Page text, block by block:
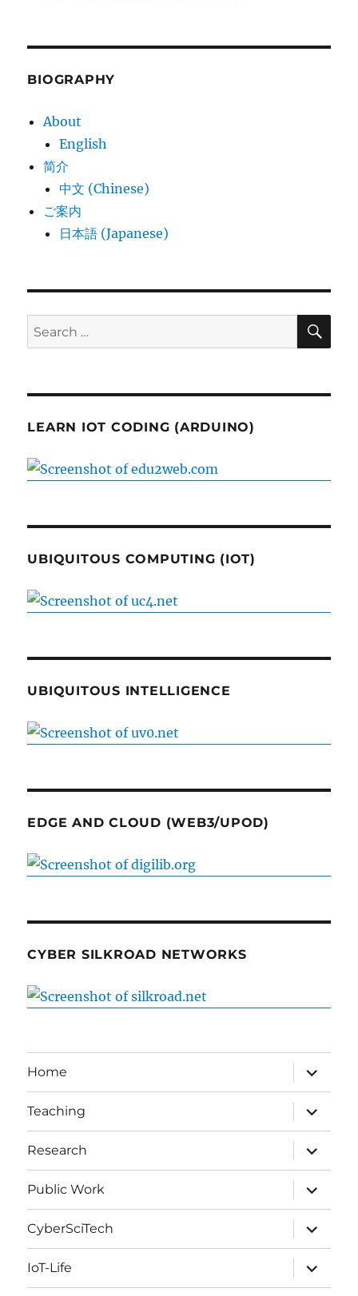
BIOGRAPHY
About
English
简介
中文 (Chinese)
ご案内
日本語 (Japanese)
Search
for:
LEARN IOT CODING (ARDUINO)
UBIQUITOUS COMPUTING (IOT)
UBIQUITOUS INTELLIGENCE
EDGE AND CLOUD (WEB3/UPOD)
CYBER SILKROAD NETWORKS
Home
expand
child
menu
Teaching
expand
child
menu
Research
expand
child
menu
Public Work
expand
child
menu
CyberSciTech
expand
child
menu
IoT-Life
expand
child
menu